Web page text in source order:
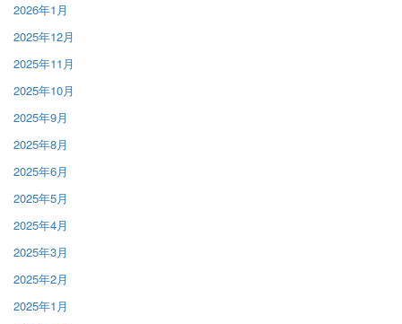
2026年1月
2025年12月
2025年11月
2025年10月
2025年9月
2025年8月
2025年6月
2025年5月
2025年4月
2025年3月
2025年2月
2025年1月